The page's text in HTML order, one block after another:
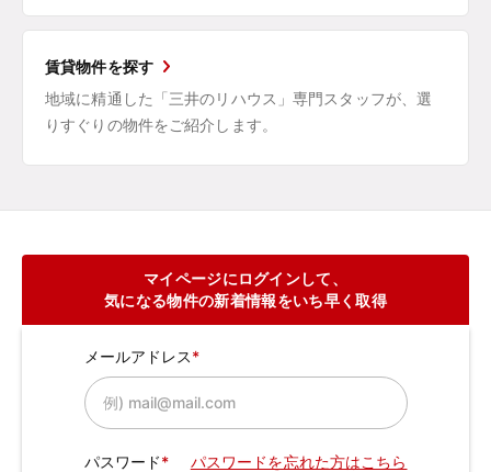
賃貸物件を探す
地域に精通した「三井のリハウス」専門スタッフが、選
りすぐりの物件をご紹介します。
マイページにログインして、
気になる物件の新着情報をいち早く取得
メールアドレス
パスワード パスワードを忘れた方はこちら